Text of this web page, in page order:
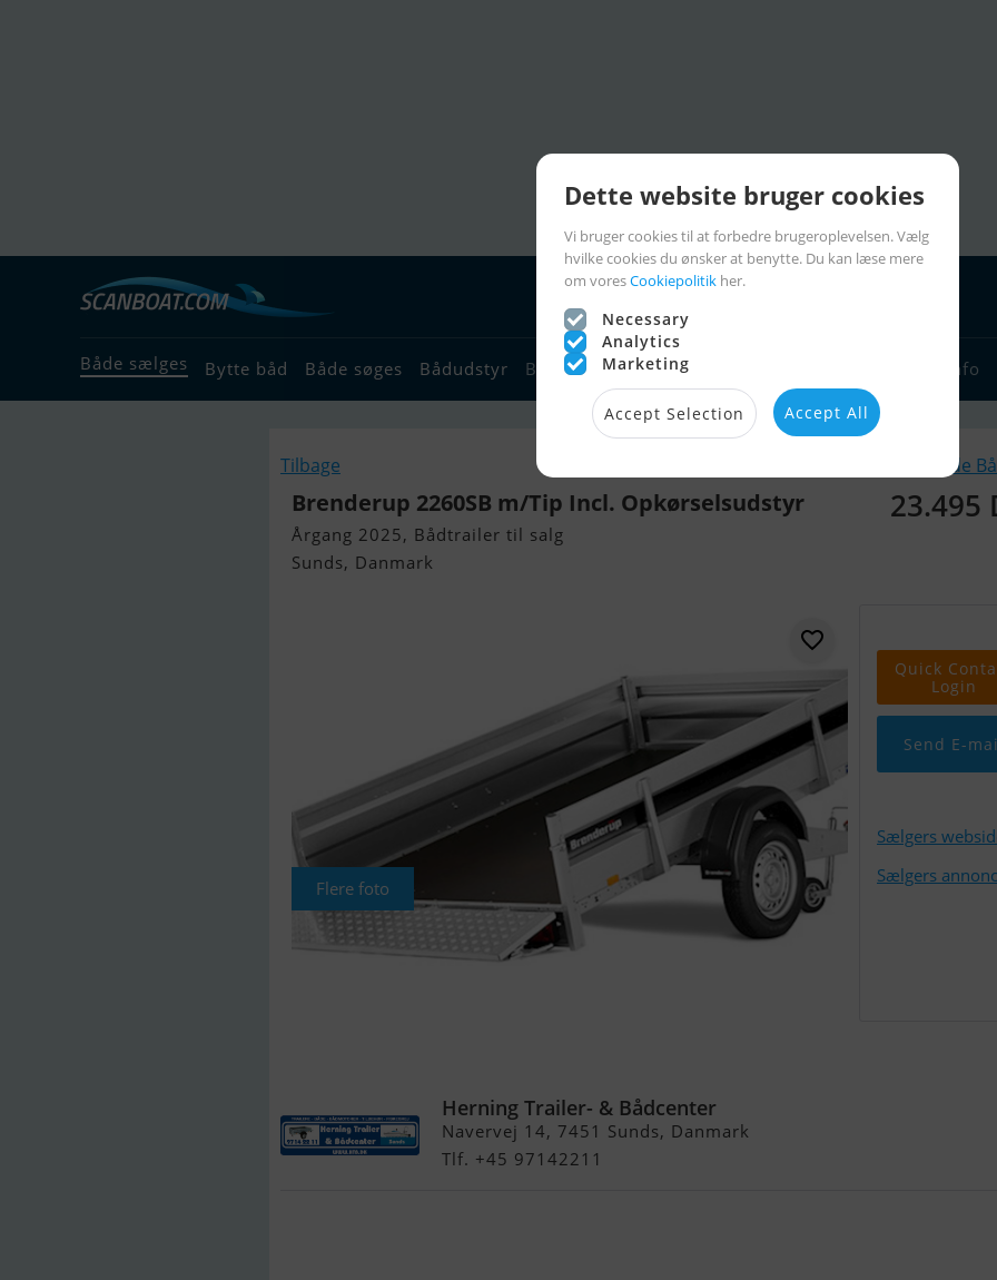
Både sælges Bytte båd Både søges Bådudstyr Bådforhandlere Sejlerlinks Sejlerinfo
Tilbage Lignende
Brenderup 2260SB m/Tip Incl. Opkørselsudstyr
Årgang 2025, Bådtrailer til salg
Sunds, Danmark
23.495
Flere foto
Quick
Login
Send E-
Sælgers
Sælgers
Herning Trailer- & Bådcenter
Navervej 14, 7451 Sunds, Danmark
Tlf. +45 97142211
Dette website bruger cookies
Vi bruger cookies til at forbedre brugeroplevelsen. Vælg
hvilke cookies du ønsker at benytte. Du kan læse mere
om voresCookiepolitik her.
Necessary
Analytics
Marketing
Accept Selection Accept All